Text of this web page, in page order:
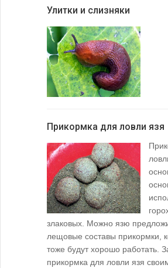
Улитки и слизняки
Прикормка для ловли язя
злаковых. Можно язю
лещовые составы прикормки,
тоже будут хорошо работать.
прикормка для ловли язя